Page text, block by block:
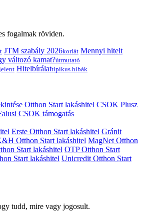
fogalmak röviden.
JTM szabály 2026korlát Mennyi hitelt
változó kamat?útmutató
Hitelbírálattipikus hibák
Otthon Start lakáshitel CSOK Plusz
CSOK támogatás
Erste Otthon Start lakáshitel Gránit
Otthon Start lakáshitel MagNet Otthon
Start lakáshitel OTP Otthon Start
Start lakáshitel Unicredit Otthon Start
tudd, mire vagy jogosult.